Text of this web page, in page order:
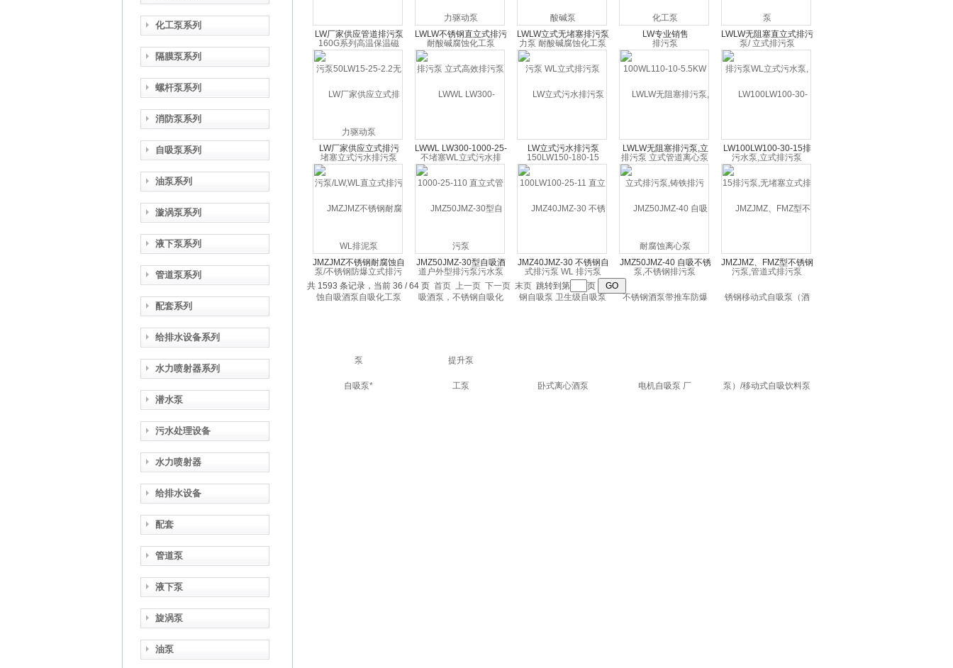
化工泵系列
隔膜泵系列
螺杆泵系列
消防泵系列
自吸泵系列
油泵系列
漩涡泵系列
液下泵系列
管道泵系列
配套系列
给排水设备系列
水力喷射器系列
潜水泵
污水处理设备
水力喷射器
给排水设备
配套
管道泵
液下泵
旋涡泵
油泵
LW厂家供应管道排污泵
50LW15-25-2.2无堵塞
立式污水排污泵WL排泥
LWLW不锈钢直立式排污
泵 立式高效排污泵 不堵
塞WL立式污水排污泵
LWLW立式无堵塞排污泵
WL立式排污泵
150LW150-180-15
LW专业销售
100WL110-10-5.5KW排
污泵 立式管道离心泵 耐
LWLW无阻塞直立式排污
泵WL立式污水泵,污水
泵,立式排污泵
LW厂家供应立式排污
泵/LW,WL直立式排污泵/
不锈钢防爆立式排污泵
LWWL LW300-1000-25-
110 直立式管道户外型
排污泵污水泵提升泵
LW立式污水排污泵
100LW100-25-11 直立
式排污泵 WL 排污泵
LWLW无阻塞排污泵,立
式排污泵,铸铁排污泵,不
锈钢排污泵
LW100LW100-30-15排
污泵,无堵塞立式排污泵,
管道式排污泵
JMZJMZ不锈钢耐腐蚀自
吸酒泵自吸化工泵自吸
泵*
JMZ50JMZ-30型自吸酒
泵，不锈钢自吸化工泵
JMZ40JMZ-30 不锈钢自
吸泵 卫生级自吸泵 卧式
离心酒泵
JMZ50JMZ-40 自吸不锈
钢酒泵带推车防爆电机
自吸泵 厂
JMZJMZ、FMZ型不锈钢
移动式自吸饮料泵
共 1593 条记录，当前 36 / 64 页 首页 上一页 下一页 末页 跳转到第 页